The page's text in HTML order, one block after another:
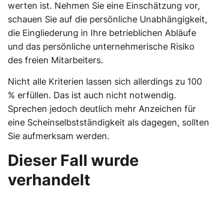
werten ist. Nehmen Sie eine Einschätzung vor,
schauen Sie auf die persönliche Unabhängigkeit,
die Eingliederung in Ihre betrieblichen Abläufe
und das persönliche unternehmerische Risiko
des freien Mitarbeiters.
Nicht alle Kriterien lassen sich allerdings zu 100
% erfüllen. Das ist auch nicht notwendig.
Sprechen jedoch deutlich mehr Anzeichen für
eine Scheinselbstständigkeit als dagegen, sollten
Sie aufmerksam werden.
Dieser Fall wurde
verhandelt